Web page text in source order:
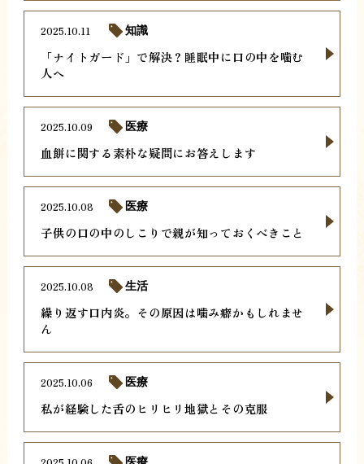
「ナイトガード」で解決？睡眠中に口の中を噛む
人へ
2025.10.11 知識
血餅に関する素朴な疑問にお答えします
2025.10.09 医療
子供の口の中のしこりで親が知っておくべきこと
2025.10.08 医療
繰り返す口内炎。その原因は噛み癖かもしれませ
ん
2025.10.08 生活
私が経験した舌のヒリヒリ地獄とその克服
2025.10.06 医療